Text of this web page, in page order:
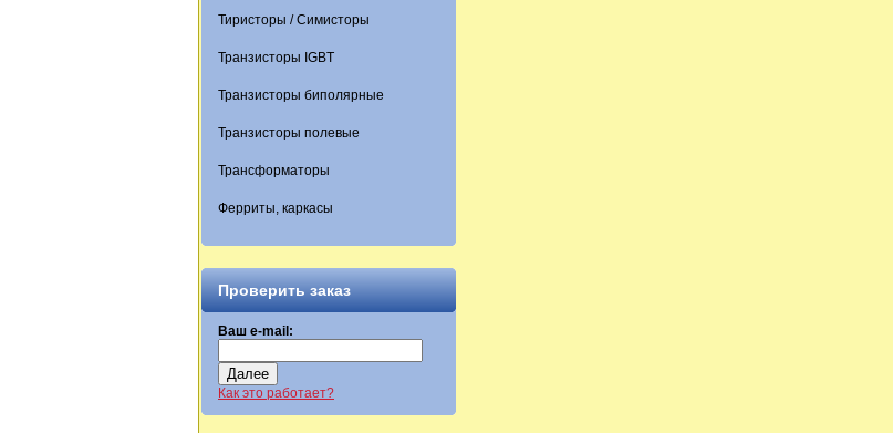
Тиристоры / Симисторы
Транзисторы IGBT
Транзисторы биполярные
Транзисторы полевые
Трансформаторы
Ферриты, каркасы
Проверить заказ
Ваш e-mail:
Далее
Как это работает?